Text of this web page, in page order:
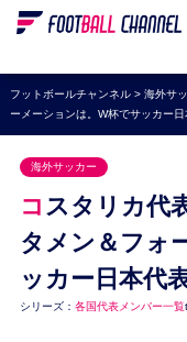
WEリーグ
海外サッカー
プレミアリ
ラ・リーガ
セリエA
ブンデスリー
UEFA
ナショナルチ
フットボールチャンネル> 海外サ
ーメーションは。W杯でサッカー
海外サッカー
コスタリカ代表は誰がいる？ 現在のス
タメン＆フォ
ッカー日本代
シリーズ： 各国代表メンバー一覧